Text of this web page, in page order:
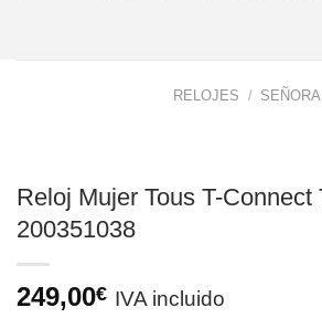
RELOJES / SEÑORA
Reloj Mujer Tous T-Connect
200351038
249,00€ IVA incluido